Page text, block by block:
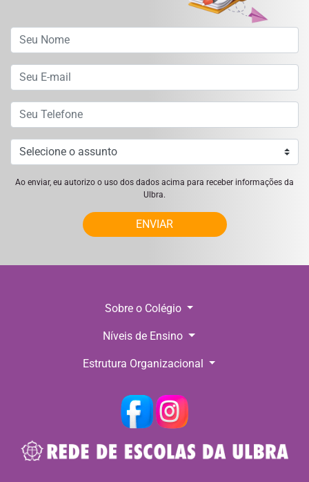
Ao enviar, eu autorizo o uso dos dados acima para receber informações da
Ulbra.
ENVIAR
Sobre o Colégio
Níveis de Ensino
Estrutura Organizacional